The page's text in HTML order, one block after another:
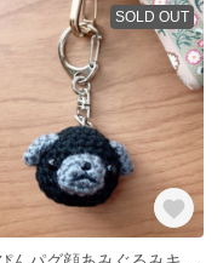
SOLD OUT